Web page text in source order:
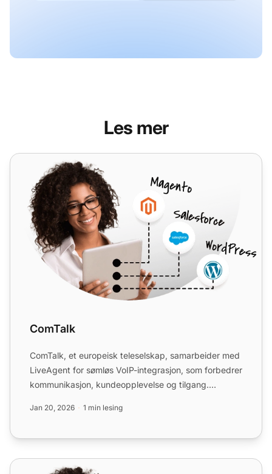
Les mer
ComTalk
ComTalk
ComTalk, et europeisk teleselskap, samarbeider med
LiveAgent for sømløs VoIP-integrasjon, som forbedrer
kommunikasjon, kundeopplevelse og tilgang.
Jan 20, 2026 1 min lesing
CM.com